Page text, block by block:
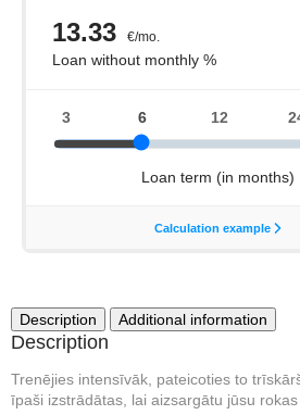
cimdi
quantity
Description Additional information
Description
Trenējies intensīvāk, pateicoties to
īpaši izstrādātas, lai aizsargātu jūsu